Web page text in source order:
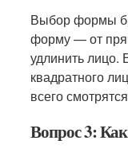
Выбор формы
форму — от
удлинить лицо.
квадратного
всего
Вопрос 3: